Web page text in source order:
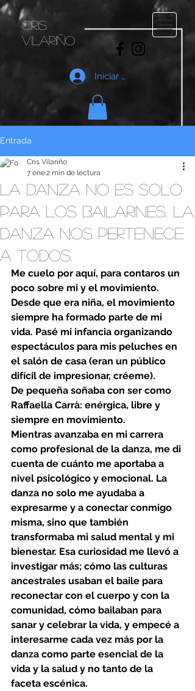
cris
vilariño
Iniciar sesión
Entrada
La danza no es solo
para los bailarines. La
danza nos pertenece
a todos.
Cris Vilariño
7 ene2 min de lectura
Me cuelo por aquí, para contaros un
poco sobre mi y el movimiento.
Desde que era niña, el movimiento
siempre ha formado parte de mi
vida. Pasé mi infancia organizando
espectáculos para mis peluches en
el salón de casa (eran un público
difícil de impresionar, créeme).
De pequeña soñaba con ser como
Raffaella Carrà: enérgica, libre y
siempre en movimiento.
Mientras avanzaba en mi carrera
como profesional de la danza, me di
cuenta de cuánto me aportaba a
nivel psicológico y emocional. La
danza no solo me ayudaba a
expresarme y a conectar conmigo
misma, sino que también
transformaba mi salud mental y mi
bienestar. Esa curiosidad me llevó a
investigar más; cómo las culturas
ancestrales usaban el baile para
reconectar con el cuerpo y con la
comunidad, cómo bailaban para
sanar y celebrar la vida, y empecé a
interesarme cada vez más por la
danza como parte esencial de la
vida y la salud y no tanto de la
faceta escénica.